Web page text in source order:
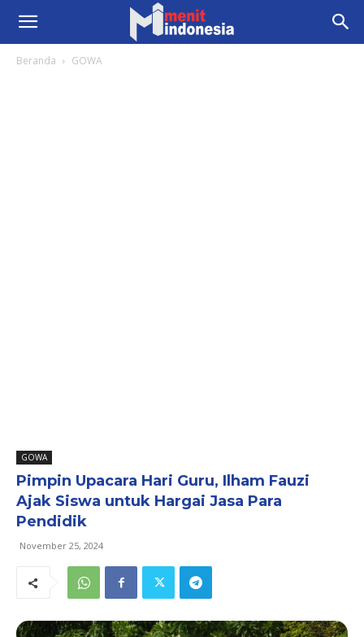
Beranda GOWA
GOWA
Pimpin Upacara Hari Guru, Ilham Fauzi
Ajak Siswa untuk Hargai Jasa Para
Pendidik
November 25, 2024